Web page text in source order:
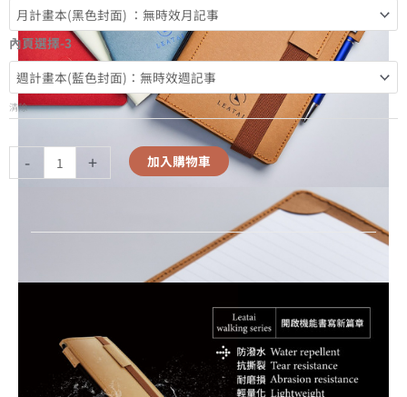
內頁選擇-3
清除
- + 加入購物車